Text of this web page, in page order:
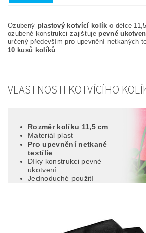
Ozubený plastový kotvící kolík o délce
ozubené konstrukci zajišťuje pevné
určený především pro upevnění netkaných
10 kusů kolíků.
VLASTNOSTI KOTVÍCÍHO
Rozměr kolíku 11,5 cm
Materiál plast
Pro upevnění netkané
textílie
Díky konstrukci pevné
ukotvení
Jednoduché použití